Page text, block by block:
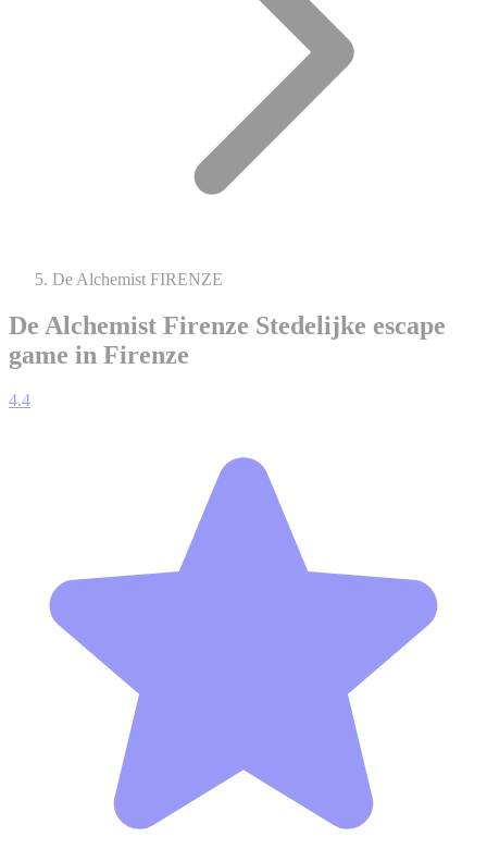
De Alchemist FIRENZE
De Alchemist Firenze Stedelijke escape
game in Firenze
4.4